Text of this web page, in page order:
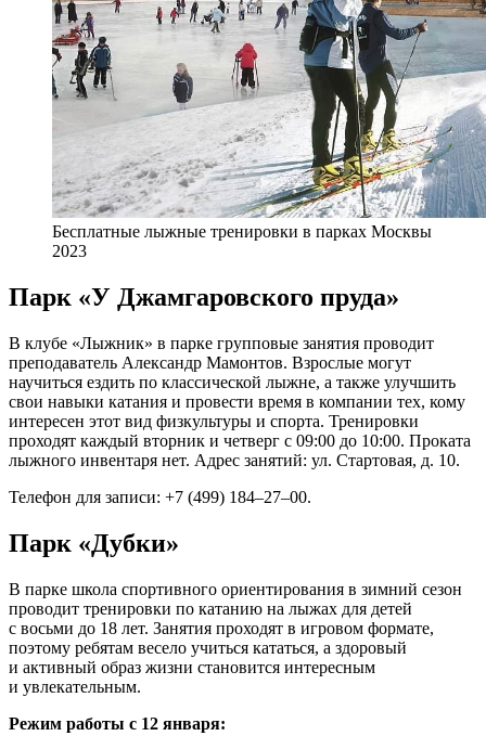
Бесплатные лыжные тренировки в парках Москвы
2023
Парк «У Джамгаровского пруда»
В клубе «Лыжник» в парке групповые занятия проводит
преподаватель Александр Мамонтов. Взрослые могут
научиться ездить по классической лыжне, а также улучшить
свои навыки катания и провести время в компании тех, кому
интересен этот вид физкультуры и спорта. Тренировки
проходят каждый вторник и четверг с 09:00 до 10:00. Проката
лыжного инвентаря нет. Адрес занятий: ул. Стартовая, д. 10.
Телефон для записи: +7 (499) 184–27–00.
Парк «Дубки»
В парке школа спортивного ориентирования в зимний сезон
проводит тренировки по катанию на лыжах для детей
с восьми до 18 лет. Занятия проходят в игровом формате,
поэтому ребятам весело учиться кататься, а здоровый
и активный образ жизни становится интересным
и увлекательным.
Режим работы с 12 января: